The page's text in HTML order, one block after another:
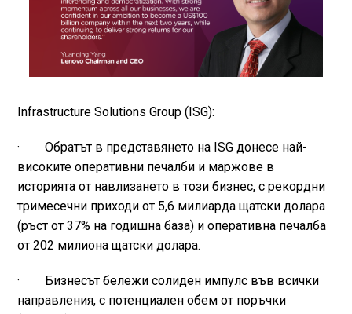
Infrastructure Solutions Group (ISG):
· Обратът в представянето на ISG донесе най-
високите оперативни печалби и маржове в
историята от навлизането в този бизнес, с рекордни
тримесечни приходи от 5,6 милиарда щатски долара
(ръст от 37% на годишна база) и оперативна печалба
от 202 милиона щатски долара.
· Бизнесът бележи солиден импулс във всички
направления, с потенциален обем от поръчки